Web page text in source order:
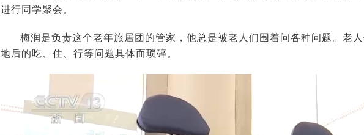
进行同学聚会。
梅润是负责这个老年旅居团的管家，他总是被老人们围着问各种问题。老
地后的吃、住、行等问题具体而琐碎。